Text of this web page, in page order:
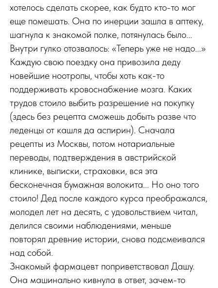
хотелось сделать скорее, как будто кто-то мог
еще помешать. Она по инерции зашла в аптеку,
шагнула к знакомой полке, потянулась было...
Внутри гулко отозвалось: «Теперь уже не надо...»
Каждую свою поездку она привозила деду
новейшие ноотропы, чтобы хоть как-то
поддерживать кровоснабжение мозга. Каких
трудов стоило выбить разрешение на покупку
(здесь без рецепта сможешь добыть разве что
леденцы от кашля да аспирин). Сначала
рецепты из Москвы, потом нотариальные
переводы, подтверждения в австрийской
клинике, выписки, страховки, вся эта
бесконечная бумажная волокита... Но оно того
стоило! Дед после каждого курса преображался,
молодел лет на десять, с удовольствием читал,
делился своими наблюдениями, меньше
повторял древние истории, снова подсмеивался
над собой.
Знакомый фармацевт поприветствовал Дашу.
Она машинально кивнула в ответ, зачем-то